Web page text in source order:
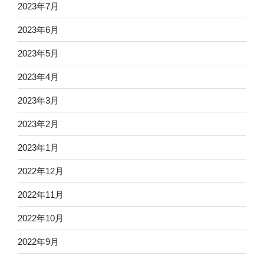
2023年7月
2023年6月
2023年5月
2023年4月
2023年3月
2023年2月
2023年1月
2022年12月
2022年11月
2022年10月
2022年9月